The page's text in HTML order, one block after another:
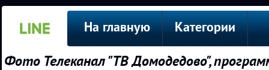
На главную Категории
Фото Телеканал "ТВ Домодедово",